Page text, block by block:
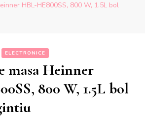
HBL-HE800SS, 800 W, 1.5L bol
ELECTRONICE
masa Heinner
800 W, 1.5L bol